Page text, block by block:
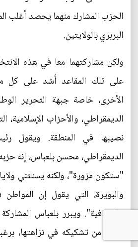
الحزب المشارك منهما يحصد أغلب
البربري بالولايتين.
ولكن مشاركتهما معا في هذه
على تلك المقاعد أشد على كل
الأخرى، خاصة جبهة التحرير
الديمقراطي، والأحزاب الإسلامية،
نصيبها في المنطقة. ويقول
الديمقراطي، محسن بلعباس، إنه
"ستكون مزورة"، ولكنه يستثني
والبويرة، التي يقول إن
والشفافية". ويبرر بلعباس
الرغم من تشكيكه في نزاهتها،